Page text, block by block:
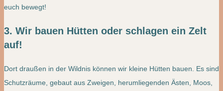
euch bewegt!
3. Wir bauen Hütten oder schlagen ein Zelt
auf!
Dort draußen in der Wildnis können wir kleine Hütten bauen. Es sind
Schutzräume, gebaut aus Zweigen, herumliegenden Ästen, Moos,